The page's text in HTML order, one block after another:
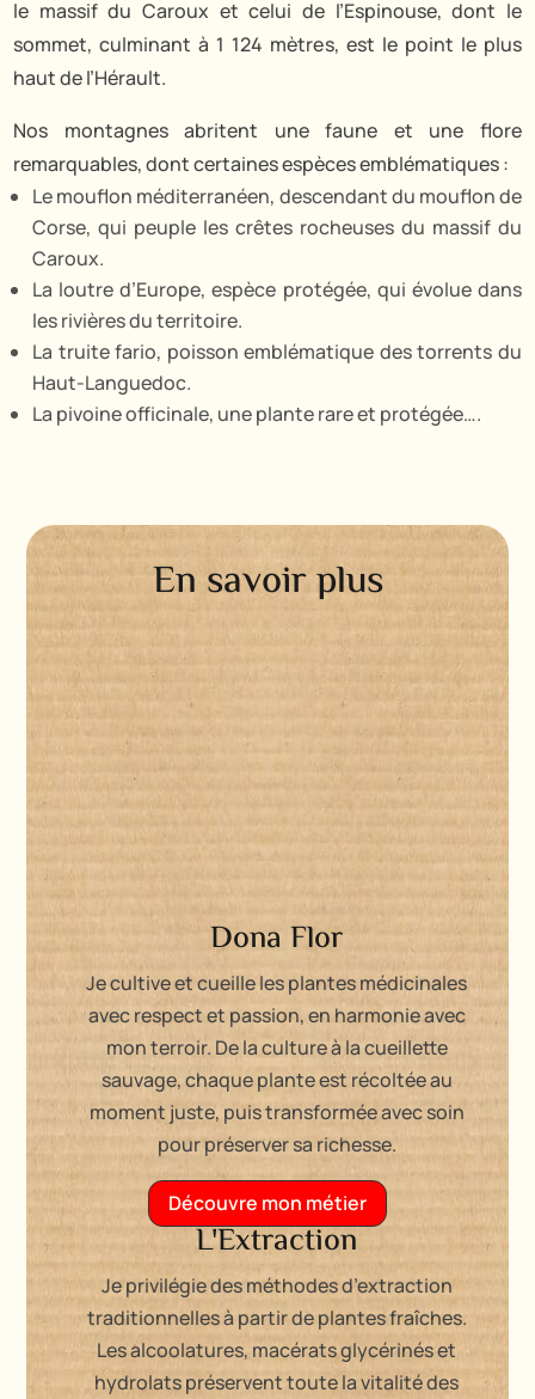
le massif du Caroux et celui de l’Espinouse, dont le
sommet, culminant à 1 124 mètres, est le point le plus
haut de l’Hérault.
Nos montagnes abritent une faune et une flore
remarquables, dont certaines espèces emblématiques :
Le mouflon méditerranéen, descendant du mouflon de
Corse, qui peuple les crêtes rocheuses du massif du
Caroux.
La loutre d’Europe, espèce protégée, qui évolue dans
les rivières du territoire.
La truite fario, poisson emblématique des torrents du
Haut-Languedoc.
La pivoine officinale, une plante rare et protégée….
En savoir plus
Dona Flor
Je cultive et cueille les plantes médicinales
avec respect et passion, en harmonie avec
mon terroir. De la culture à la cueillette
sauvage, chaque plante est récoltée au
moment juste, puis transformée avec soin
pour préserver sa richesse.
Découvre mon métier
L'Extraction
Je privilégie des méthodes d’extraction
traditionnelles à partir de plantes fraîches.
Les alcoolatures, macérats glycérinés et
hydrolats préservent toute la vitalité des